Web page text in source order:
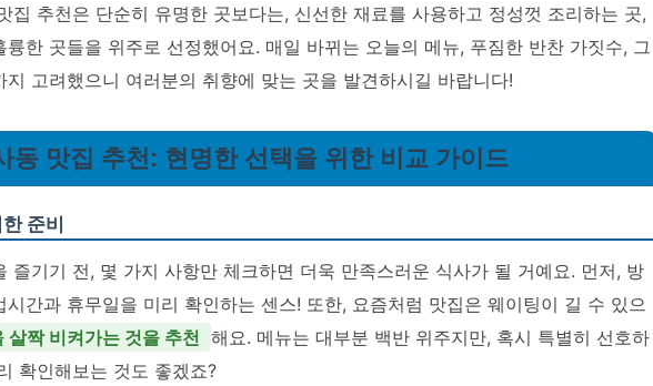
집 추천은 단순히 유명한 곳보다는, 신선한 재료를 사용하고 정성껏 조리하는 곳,
륭한 곳들을 위주로 선정했어요. 매일 바뀌는 오늘의 메뉴, 푸짐한 반찬 가짓수, 그
지 고려했으니 여러분의 취향에 맞는 곳을 발견하시길 바랍니다!
동 맛집 추천: 현명한 선택을 위한 비교 가이드
준비
즐기기 전, 몇 가지 사항만 체크하면 더욱 만족스러운 식사가 될 거예요. 먼저, 방
시간과 휴무일을 미리 확인하는 센스! 또한, 요즘처럼 맛집은 웨이팅이 길 수 있으
살짝 비켜가는 것을 추천 해요. 메뉴는 대부분 백반 위주지만, 혹시 특별히 선호하
확인해보는 것도 좋겠죠?